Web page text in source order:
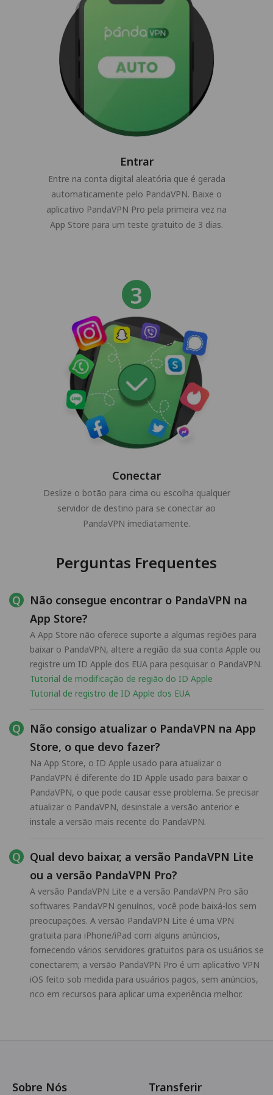
Entrar
Entre na conta digital aleatória que é gerada
automaticamente pelo PandaVPN. Baixe o
aplicativo PandaVPN Pro pela primeira vez na
App Store para um teste gratuito de 3 dias.
Conectar
Deslize o botão para cima ou escolha qualquer
servidor de destino para se conectar ao
PandaVPN imediatamente.
Perguntas Frequentes
Não consegue encontrar o PandaVPN na
App Store?
A App Store não oferece suporte a algumas regiões para
baixar o PandaVPN, altere a região da sua conta Apple ou
registre um ID Apple dos EUA para pesquisar o PandaVPN.
Tutorial de modificação de região do ID Apple
Tutorial de registro de ID Apple dos EUA
Não consigo atualizar o PandaVPN na App
Store, o que devo fazer?
Na App Store, o ID Apple usado para atualizar o
PandaVPN é diferente do ID Apple usado para baixar o
PandaVPN, o que pode causar esse problema. Se precisar
atualizar o PandaVPN, desinstale a versão anterior e
instale a versão mais recente do PandaVPN.
Qual devo baixar, a versão PandaVPN Lite
ou a versão PandaVPN Pro?
A versão PandaVPN Lite e a versão PandaVPN Pro são
softwares PandaVPN genuínos, você pode baixá-los sem
preocupações. A versão PandaVPN Lite é uma VPN
gratuita para iPhone/iPad com alguns anúncios,
fornecendo vários servidores gratuitos para os usuários se
conectarem; a versão PandaVPN Pro é um aplicativo VPN
iOS feito sob medida para usuários pagos, sem anúncios,
rico em recursos para aplicar uma experiência melhor.
Sobre Nós Transferir